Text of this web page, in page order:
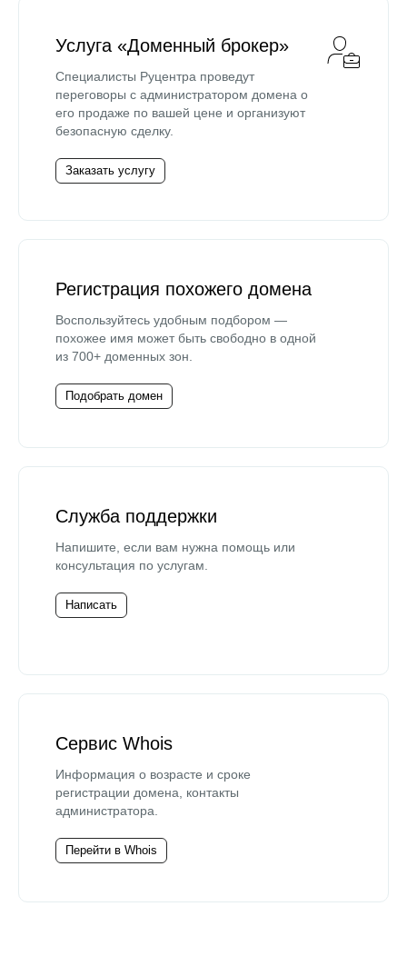
Услуга «Доменный брокер»
Специалисты Руцентра проведут
переговоры с администратором домена о
его продаже по вашей цене и организуют
безопасную сделку.
Заказать услугу
Регистрация похожего домена
Воспользуйтесь удобным подбором —
похожее имя может быть свободно в одной
из 700+ доменных зон.
Подобрать домен
Служба поддержки
Напишите, если вам нужна помощь или
консультация по услугам.
Написать
Сервис Whois
Информация о возрасте и сроке
регистрации домена, контакты
администратора.
Перейти в Whois